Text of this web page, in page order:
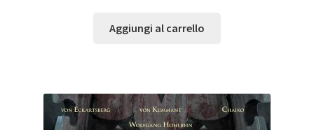
Aggiungi al carrello